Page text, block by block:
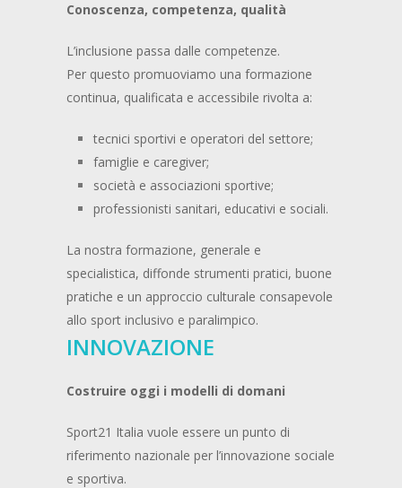
Conoscenza, competenza, qualità
L’inclusione passa dalle competenze.
Per questo promuoviamo una formazione
continua, qualificata e accessibile rivolta a:
tecnici sportivi e operatori del settore;
famiglie e caregiver;
società e associazioni sportive;
professionisti sanitari, educativi e sociali.
La nostra formazione, generale e
specialistica, diffonde strumenti pratici, buone
pratiche e un approccio culturale consapevole
allo sport inclusivo e paralimpico.
INNOVAZIONE
Costruire oggi i modelli di domani
Sport21 Italia vuole essere un punto di
riferimento nazionale per l’innovazione sociale
e sportiva.